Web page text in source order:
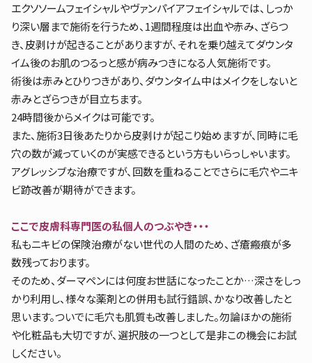
エクソソームフェイシャルやヴァンパイアフェイシャルでは、しっか
り深い層まで施術を行うため、1週間程度は出血や赤み、ざらつ
き、皮剥けが起きることがありますが、それを乗り越えてダウンタ
イム後のお肌のつるっと感が病みつきになる人気施術です。
術後は赤みとひりつきがあり、ダウンタイム中はメイクをしないと
赤みとざらつきが目立ちます。
24時間後からメイクは可能です。
また、施術3日後あたりから皮剥けが起こり始めますが、同時に毛
穴の数が減っていくのが実感できるという方もいらっしゃいます。
アグレッシブな治療ですが、回数を重ねることでさらに毛穴やニキ
ビ跡改善が期待ができます。
ここで皮膚科専門医の私個人のつぶやき・・・
私もニキビの保険治療がない世代の人間のため、ざ瘡瘢痕が多
数残っております。
そのため、ダーマペンには何度お世話になったことか…深さをしっ
かり利用し、様々な薬剤との併用も試行錯誤、かなり改善したと
思います。ついでに毛穴も肌質も改善しました。勿論ほかの施術
や化粧品も大切ですが、選択肢の一つとして是非この機会にお試
しください。